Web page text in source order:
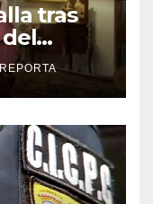
tras